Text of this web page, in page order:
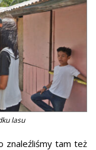
lasu
znaleźliśmy tam też